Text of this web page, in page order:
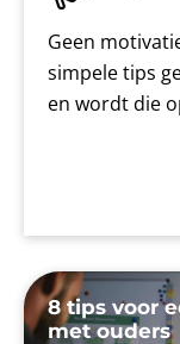
Geen
simpele tips
en wordt die
8 tips voor
met ouders